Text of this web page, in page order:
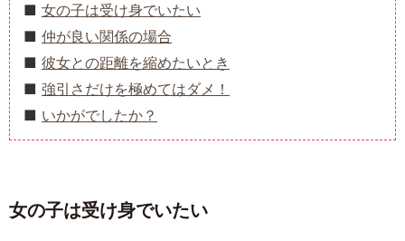
女の子は受け身でいたい
仲が良い関係の場合
彼女との距離を縮めたいとき
強引さだけを極めてはダメ！
いかがでしたか？
女の子は受け身でいたい